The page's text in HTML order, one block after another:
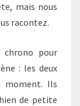
mais nous
racontez.
pour
: les deux
moment. Ils
de petite